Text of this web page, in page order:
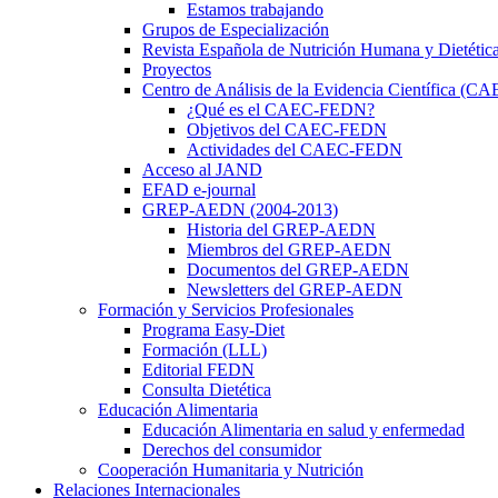
Estamos trabajando
Grupos de Especialización
Revista Española de Nutrición Humana y Dietética
Proyectos
Centro de Análisis de la Evidencia Científica
¿Qué es el CAEC-FEDN?
Objetivos del CAEC-FEDN
Actividades del CAEC-FEDN
Acceso al JAND
EFAD e-journal
GREP-AEDN (2004-2013)
Historia del GREP-AEDN
Miembros del GREP-AEDN
Documentos del GREP-AEDN
Newsletters del GREP-AEDN
Formación y Servicios Profesionales
Programa Easy-Diet
Formación (LLL)
Editorial FEDN
Consulta Dietética
Educación Alimentaria
Educación Alimentaria en salud y enfermedad
Derechos del consumidor
Cooperación Humanitaria y Nutrición
Relaciones Internacionales